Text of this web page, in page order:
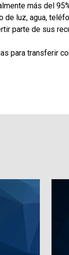
más del
luz, agua,
parte de sus
para transferir